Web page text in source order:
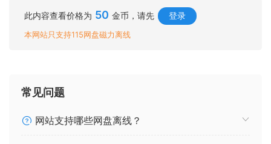
此内容查看价格为 50 金币，请先 登录
本网站只支持115网盘磁力离线
常见问题
网站支持哪些网盘离线？